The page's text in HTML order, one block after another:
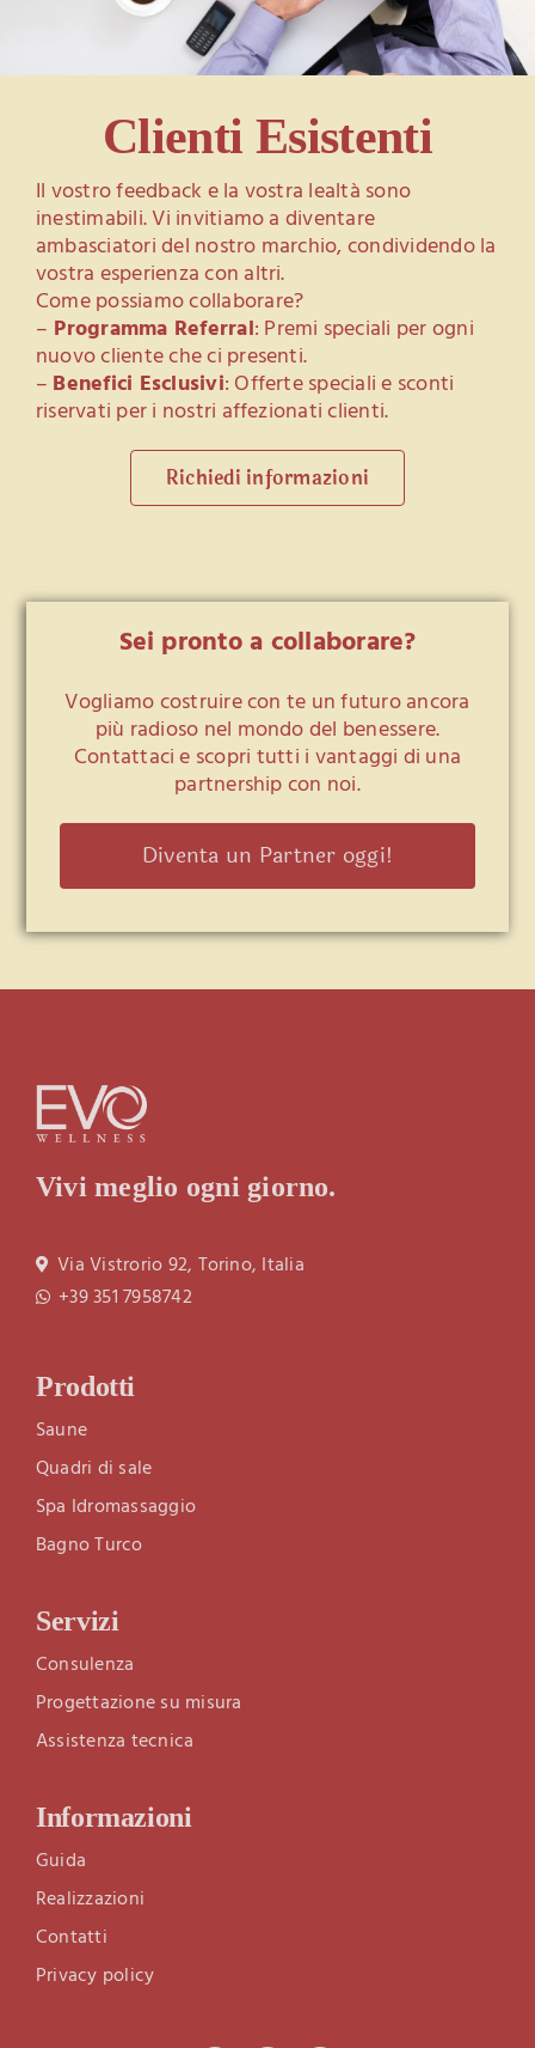
Clienti Esistenti
Il vostro feedback e la vostra lealtà sono
inestimabili. Vi invitiamo a diventare
ambasciatori del nostro marchio, condividendo la
vostra esperienza con altri.
Come possiamo collaborare?
– Programma Referral: Premi speciali per ogni
nuovo cliente che ci presenti.
– Benefici Esclusivi: Offerte speciali e sconti
riservati per i nostri affezionati clienti.
Richiedi informazioni
Sei pronto a collaborare?
Vogliamo costruire con te un futuro ancora
più radioso nel mondo del benessere.
Contattaci e scopri tutti i vantaggi di una
partnership con noi.
Diventa un Partner oggi!
Vivi meglio ogni giorno.
Via Vistrorio 92, Torino, Italia
+39 351 7958742
Prodotti
Saune
Quadri di sale
Spa Idromassaggio
Bagno Turco
Servizi
Consulenza
Progettazione su misura
Assistenza tecnica
Informazioni
Guida
Realizzazioni
Contatti
Privacy policy